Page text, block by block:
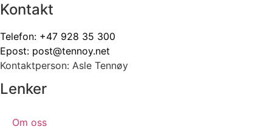
Kontakt
Telefon: +47 928 35 300
Epost: post@tennoy.net
Kontaktperson: Asle Tennøy
Lenker
Om oss